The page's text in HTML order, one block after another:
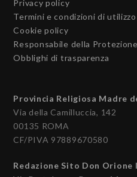
Privacy policy
Termini e condizioni di utilizzo
Cookie policy
Responsabile della
Obblighi di trasparenza
Provincia Religiosa Madre
Via della Camilluccia, 142
00135 ROMA
CF/PIVA 97889670580
Redazione Sito Don Orione